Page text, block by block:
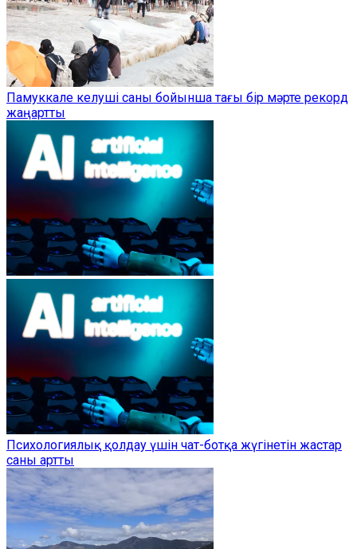
Памуккале келуші саны бойынша тағы бір мәрте рекорд
жаңартты
Психологиялық қолдау үшін чат-ботқа жүгінетін жастар
саны артты